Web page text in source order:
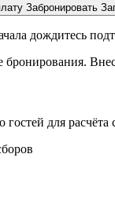
Забронировать
дождитесь
гостей для